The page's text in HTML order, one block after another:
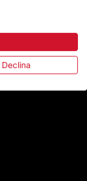
Declina